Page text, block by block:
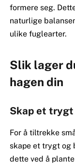
formere seg.
naturlige
ulike fuglearter.
Slik lager
hagen din
Skap et
For å tiltrekke
skape et trygt og
dette ved å